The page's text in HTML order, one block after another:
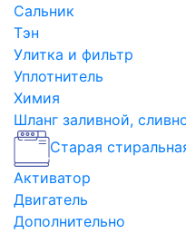
Сальник
Тэн
Улитка и фильтр
Уплотнитель
Химия
Шланг заливной,
Старая
Активатор
Двигатель
Дополнительно